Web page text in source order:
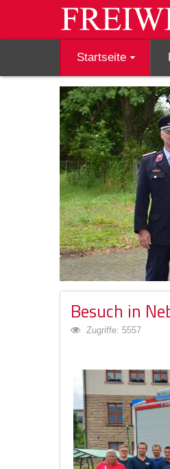
Startseite
Besuch in
Zugriffe: 5557